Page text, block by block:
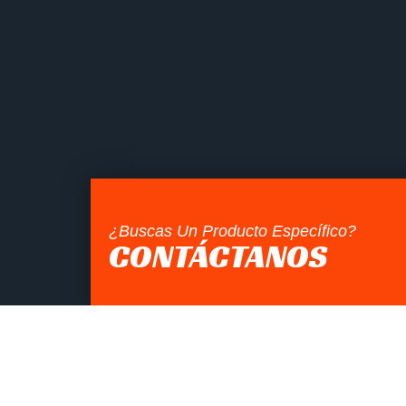
¿Buscas Un Producto Específico?
CONTÁCTANOS